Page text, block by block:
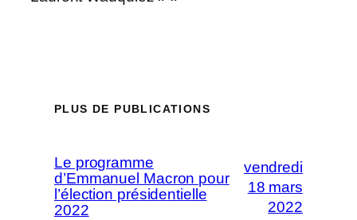
PLUS DE PUBLICATIONS
Le programme
d’Emmanuel Macron pour
l’élection présidentielle
2022
vendredi
18 mars
2022